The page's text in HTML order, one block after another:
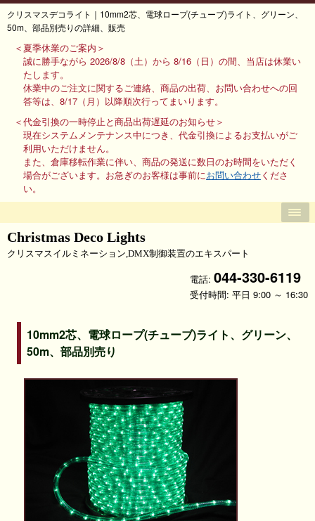
クリスマスデコライト｜10mm2芯、電球ロープ(チューブ)ライト、グリーン、
50m、部品別売りの詳細、販売
＜夏季休業のご案内＞
誠に勝手ながら 2026/8/8（土）から 8/16（日）の間、当店は休業い
たします。
休業中のご注文に関するご連絡、商品の出荷、お問い合わせへの回
答等は、8/17（月）以降順次行ってまいります。
＜代金引換の一時停止と商品出荷遅延のお知らせ＞
現在システムメンテナンス中につき、代金引換によるお支払いがご
利用いただけません。
また、倉庫移転作業に伴い、商品の発送に数日のお時間をいただく
場合がございます。お急ぎのお客様は事前にお問い合わせくださ
い。
Christmas Deco Lights
クリスマスイルミネーション,DMX制御装置のエキスパート
電話: 044-330-6119
受付時間: 平日 9:00 ～ 16:30
10mm2芯、電球ロープ(チューブ)ライト、グリーン、
50m、部品別売り